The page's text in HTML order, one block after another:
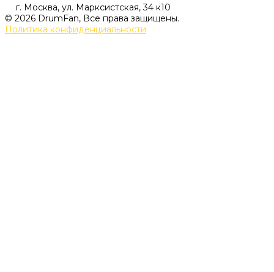
г. Москва, ул. Марксистская, 34 к10
© 2026 DrumFan, Все права защищены.
Политика конфиденциальности